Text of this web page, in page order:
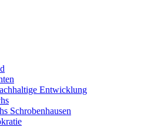
Entwicklung
Schrobenhausen